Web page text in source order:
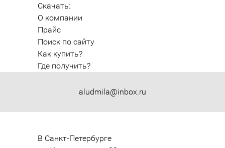
aludmila@inbox.ru
Скачать:
О компании
Прайс
Поиск по сайту
Как купить?
Где получить?
В Санкт-Петербурге